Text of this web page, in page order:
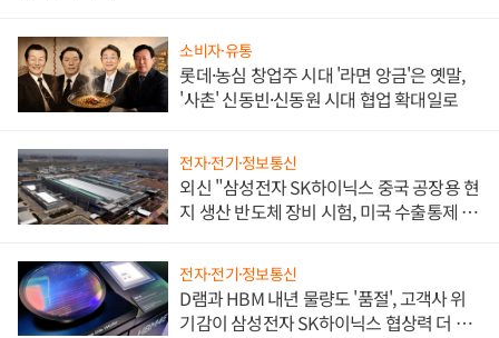
소비자·유통
롯데·농심 창업주 시대 '라면 앙금'은 옛말,
'사촌' 신동빈·신동원 시대 협업 확대일로
전자·전기·정보통신
외신 "삼성전자 SK하이닉스 중국 공장용 현
지 생산 반도체 장비 시험, 미국 수출통제 대
전자·전기·정보통신
D램과 HBM 내년 물량도 '품절', 고객사 위
기감이 삼성전자 SK하이닉스 협상력 더 키